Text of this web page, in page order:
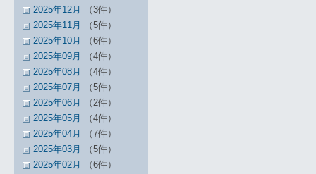
2025年12月
（3件）
2025年11月
（5件）
2025年10月
（6件）
2025年09月
（4件）
2025年08月
（4件）
2025年07月
（5件）
2025年06月
（2件）
2025年05月
（4件）
2025年04月
（7件）
2025年03月
（5件）
2025年02月
（6件）